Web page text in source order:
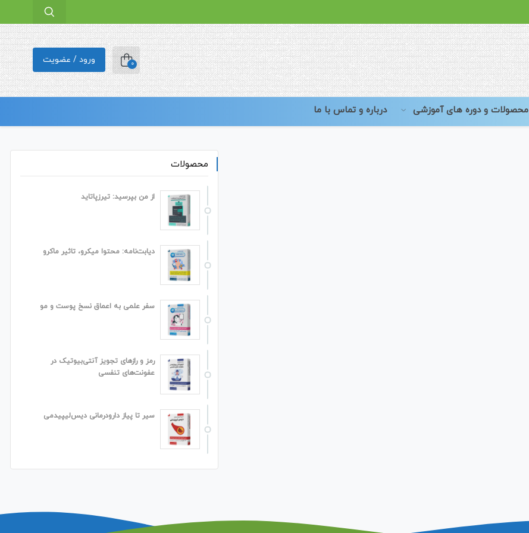
0 ورود / عضویت
محصولات و دوره های آموزشی درباره و تماس با ما
محصولات
از من بپرسید: تیرزپاتاید
دیابت‌نامه: محتوا میکرو، تاثیر ماکرو
سفر علمی به اعماق نسخ پوست و مو
رمز و رازهای تجویز آنتی‌بیوتیک در
عفونت‌های تنفسی
سیر تا پیاز دارودرمانی دیس‌لیپیدمی